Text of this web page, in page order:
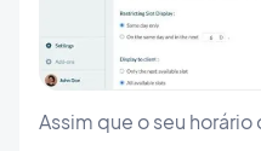
Assim que o seu